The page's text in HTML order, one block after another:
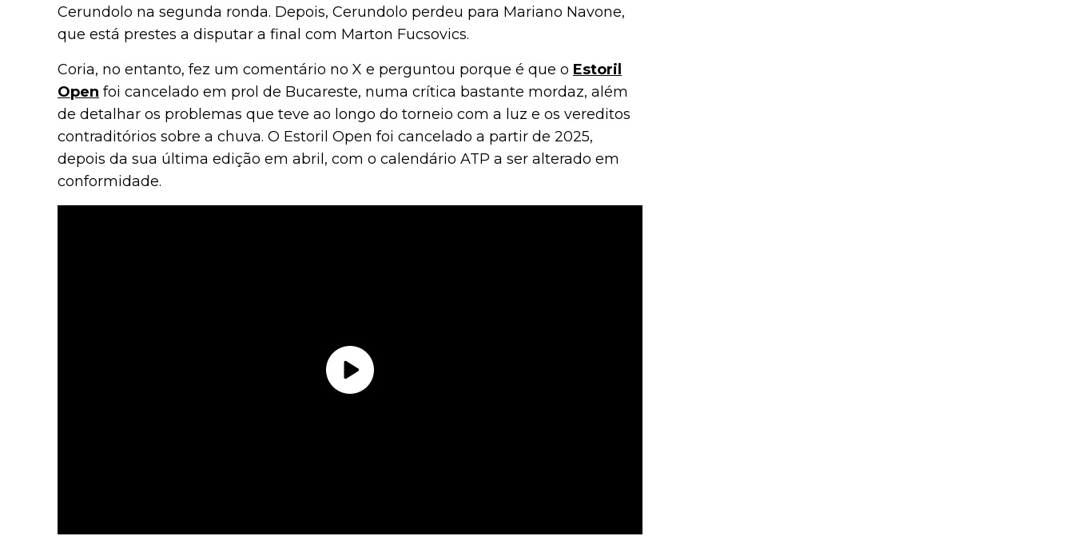
Cerundolo na segunda ronda. Depois, Cerundolo perdeu para Mariano Navone,
que está prestes a disputar a final com Marton Fucsovics.
Coria, no entanto, fez um comentário no X e perguntou porque é que o Estoril
Open foi cancelado em prol de Bucareste, numa crítica bastante mordaz, além
de detalhar os problemas que teve ao longo do torneio com a luz e os vereditos
contraditórios sobre a chuva. O Estoril Open foi cancelado a partir de 2025,
depois da sua última edição em abril, com o calendário ATP a ser alterado em
conformidade.